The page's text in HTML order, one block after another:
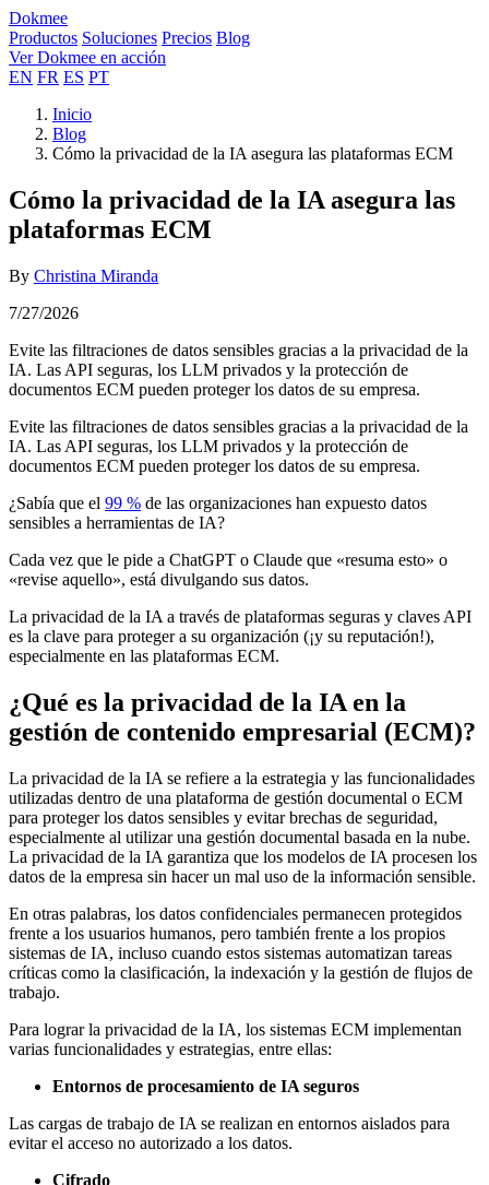
Dokmee
Productos Soluciones Precios Blog
Ver Dokmee en acción
EN FR ES PT
Inicio
Blog
Cómo la privacidad de la IA asegura las plataformas ECM
Cómo la privacidad de la IA asegura las
plataformas ECM
By Christina Miranda
7/27/2026
Evite las filtraciones de datos sensibles gracias a la privacidad de la
IA. Las API seguras, los LLM privados y la protección de
documentos ECM pueden proteger los datos de su empresa.
Evite las filtraciones de datos sensibles gracias a la privacidad de la
IA. Las API seguras, los LLM privados y la protección de
documentos ECM pueden proteger los datos de su empresa.
¿Sabía que el 99 % de las organizaciones han expuesto datos
sensibles a herramientas de IA?
Cada vez que le pide a ChatGPT o Claude que «resuma esto» o
«revise aquello», está divulgando sus datos.
La privacidad de la IA a través de plataformas seguras y claves API
es la clave para proteger a su organización (¡y su reputación!),
especialmente en las plataformas ECM.
¿Qué es la privacidad de la IA en la
gestión de contenido empresarial (ECM)?
La privacidad de la IA se refiere a la estrategia y las funcionalidades
utilizadas dentro de una plataforma de gestión documental o ECM
para proteger los datos sensibles y evitar brechas de seguridad,
especialmente al utilizar una gestión documental basada en la nube.
La privacidad de la IA garantiza que los modelos de IA procesen los
datos de la empresa sin hacer un mal uso de la información sensible.
En otras palabras, los datos confidenciales permanecen protegidos
frente a los usuarios humanos, pero también frente a los propios
sistemas de IA, incluso cuando estos sistemas automatizan tareas
críticas como la clasificación, la indexación y la gestión de flujos de
trabajo.
Para lograr la privacidad de la IA, los sistemas ECM implementan
varias funcionalidades y estrategias, entre ellas:
Entornos de procesamiento de IA seguros
Las cargas de trabajo de IA se realizan en entornos aislados para
evitar el acceso no autorizado a los datos.
Cifrado